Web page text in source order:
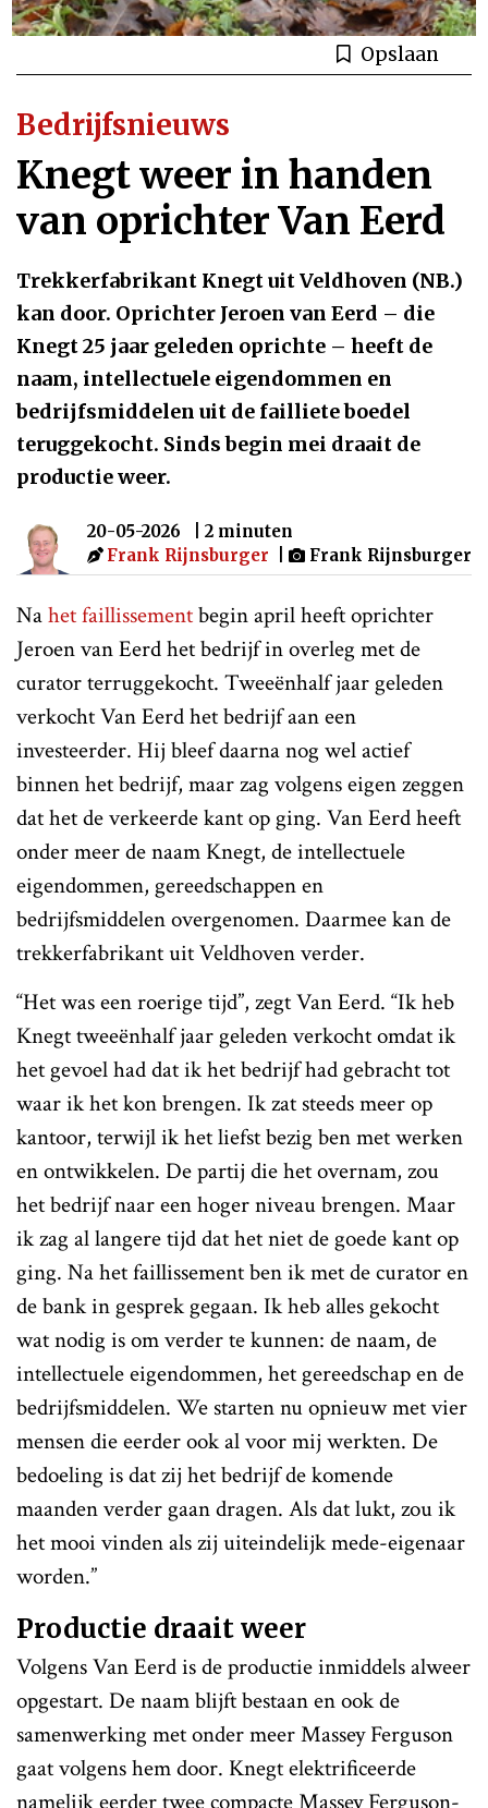
Opslaan
Bedrijfsnieuws
Knegt weer in handen
van oprichter Van Eerd
Trekkerfabrikant Knegt uit Veldhoven (NB.)
kan door. Oprichter Jeroen van Eerd – die
Knegt 25 jaar geleden oprichte – heeft de
naam, intellectuele eigendommen en
bedrijfsmiddelen uit de failliete boedel
teruggekocht. Sinds begin mei draait de
productie weer.
20-05-2026
| 2 minuten
Frank Rijnsburger
Frank Rijnsburger
Nahet faillissementbegin april heeft oprichter
Jeroen van Eerd het bedrijf in overleg met de
curator terruggekocht. Tweeënhalf jaar geleden
verkocht Van Eerd het bedrijf aan een
investeerder. Hij bleef daarna nog wel actief
binnen het bedrijf, maar zag volgens eigen zeggen
dat het de verkeerde kant op ging. Van Eerd heeft
onder meer de naam Knegt, de intellectuele
eigendommen, gereedschappen en
bedrijfsmiddelen overgenomen. Daarmee kan de
trekkerfabrikant uit Veldhoven verder.
“Het was een roerige tijd”, zegt Van Eerd. “Ik heb
Knegt tweeënhalf jaar geleden verkocht omdat ik
het gevoel had dat ik het bedrijf had gebracht tot
waar ik het kon brengen. Ik zat steeds meer op
kantoor, terwijl ik het liefst bezig ben met werken
en ontwikkelen. De partij die het overnam, zou
het bedrijf naar een hoger niveau brengen. Maar
ik zag al langere tijd dat het niet de goede kant op
ging. Na het faillissement ben ik met de curator en
de bank in gesprek gegaan. Ik heb alles gekocht
wat nodig is om verder te kunnen: de naam, de
intellectuele eigendommen, het gereedschap en de
bedrijfsmiddelen. We starten nu opnieuw met vier
mensen die eerder ook al voor mij werkten. De
bedoeling is dat zij het bedrijf de komende
maanden verder gaan dragen. Als dat lukt, zou ik
het mooi vinden als zij uiteindelijk mede-eigenaar
worden.”
Productie draait weer
Volgens Van Eerd is de productie inmiddels alweer
opgestart. De naam blijft bestaan en ook de
samenwerking met onder meer Massey Ferguson
gaat volgens hem door. Knegt elektrificeerde
namelijk eerder twee compacte Massey Ferguson-